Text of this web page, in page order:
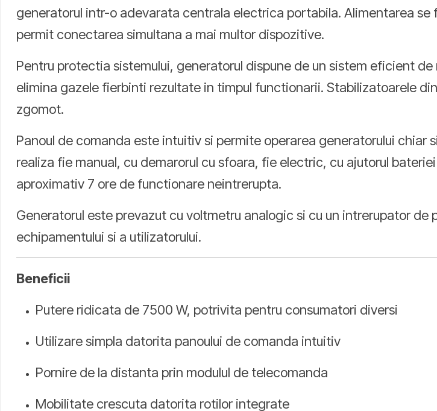
generatorul intr-o adevarata centrala electrica portabila. Alimentarea
permit conectarea simultana a mai multor dispozitive.
Pentru protectia sistemului, generatorul dispune de un sistem eficient
elimina gazele fierbinti rezultate in timpul functionarii. Stabilizatoarele
zgomot.
Panoul de comanda este intuitiv si permite operarea generatorului
realiza fie manual, cu demarorul cu sfoara, fie electric, cu ajutorul
aproximativ 7 ore de functionare neintrerupta.
Generatorul este prevazut cu voltmetru analogic si cu un intrerupator
echipamentului si a utilizatorului.
Beneficii
Putere ridicata de 7500 W, potrivita pentru consumatori diversi
Utilizare simpla datorita panoului de comanda intuitiv
Pornire de la distanta prin modulul de telecomanda
Mobilitate crescuta datorita rotilor integrate